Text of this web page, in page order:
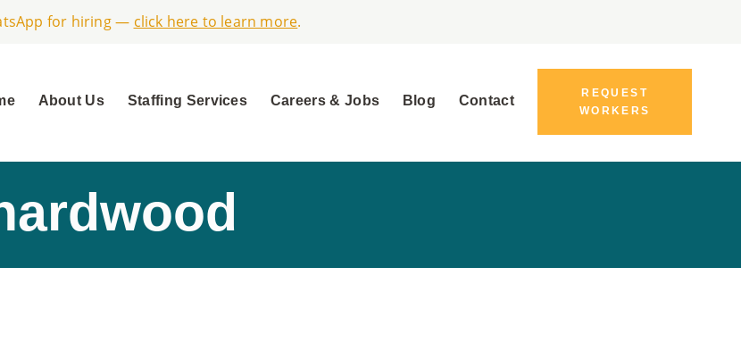
for hiring — click here to learn more.
About Us Staffing Services Careers & Jobs Blog Contact
REQUEST
WORKERS